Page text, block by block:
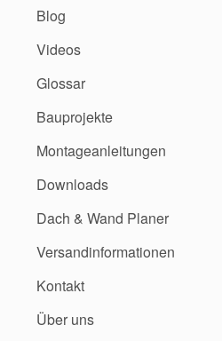
Blog
Videos
Glossar
Bauprojekte
Montageanleitungen
Downloads
Dach & Wand Planer
Versandinformationen
Kontakt
Über uns